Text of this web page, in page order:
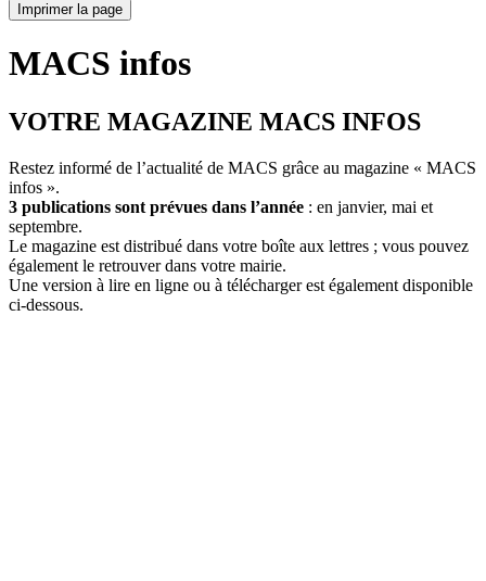
Imprimer la page
MACS infos
VOTRE MAGAZINE MACS INFOS
Restez informé de l’actualité de MACS grâce au magazine « MACS
infos ».
3 publications sont prévues dans l’année : en janvier, mai et
septembre.
Le magazine est distribué dans votre boîte aux lettres ; vous pouvez
également le retrouver dans votre mairie.
Une version à lire en ligne ou à télécharger est également disponible
ci-dessous.